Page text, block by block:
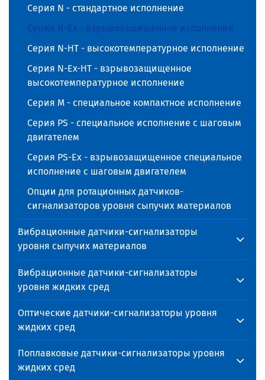
Серия N - стандартное исполнение
Серия N-Ex - взрывозащищенное исполнение
Серия N-HT - высокотемпературное исполнение
Серия N-Ex-HT - взрывозащищенное
высокотемпературное исполнение
Серия М - специальное компактное исполнение
Серия PS - специальное исполнение с шаговым
двигателем
Серия PS-Ex - взрывозащищенное специальное
исполнение с шаговым двигателем
Опции для ротационных датчиков-
сигнализаторов уровня сыпучих материалов
Вибрационные датчики-сигнализаторы
уровня сыпучих материалов
Вибрационные датчики-сигнализаторы
уровня жидких сред
Оптические датчики-сигнализаторы уровня
жидких сред
Поплавковые датчики-сигнализаторы уровня
жидких сред